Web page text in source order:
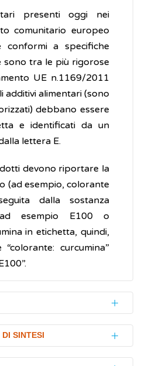
presenti oggi nei
comunitario europeo
conformi a specifiche
sono tra le più rigorose
UE n.1169/2011
additivi alimentari (sono
debbano essere
e identificati da un
lettera E.
devono riportare la
(ad esempio, colorante
dalla sostanza
esempio E100 o
in etichetta, quindi,
curcumina”
segue è indicativa, non
ad aggiornamenti
SINTESI